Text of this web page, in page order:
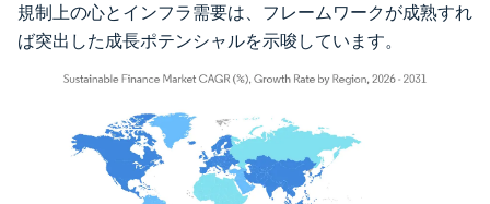
規制上の心とインフラ需要は、フレームワークが成熟すれ
ば突出した成長ポテンシャルを示唆しています。